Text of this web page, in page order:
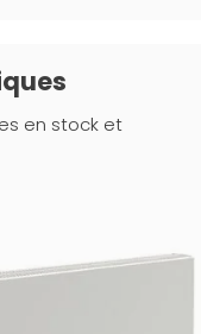
en stock et